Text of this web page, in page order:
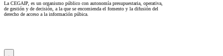
La CEGAIP, es un organismo público con autonomía presupuestaria, operativa,
de gestión y de decisión, a la que se encomienda el fomento y la difusión del
derecho de acceso a la información púbica.